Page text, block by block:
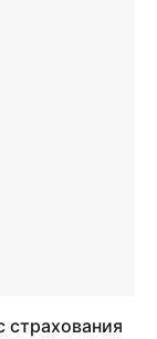
страхования